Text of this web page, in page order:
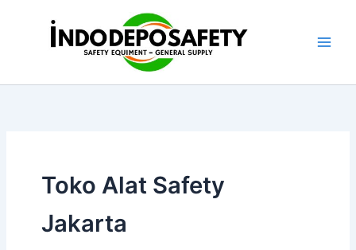
Toko Alat Safety
Jakarta